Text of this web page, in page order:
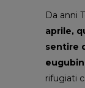
Da anni
aprile,
sentire
rifugiati